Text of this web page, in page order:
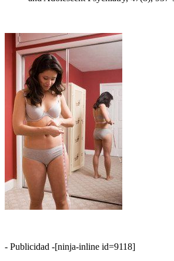
- Publicidad -[ninja-inline id=9118]